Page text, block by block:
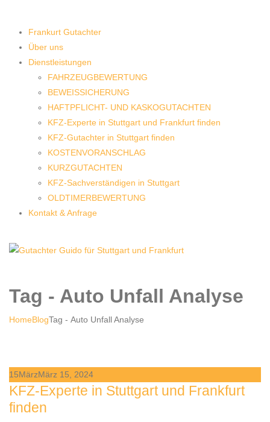
Frankurt Gutachter
Über uns
Dienstleistungen
FAHRZEUGBEWERTUNG
BEWEISSICHERUNG
HAFTPFLICHT- UND KASKOGUTACHTEN
KFZ-Experte in Stuttgart und Frankfurt finden
KFZ-Gutachter in Stuttgart finden
KOSTENVORANSCHLAG
KURZGUTACHTEN
KFZ-Sachverständigen in Stuttgart
OLDTIMERBEWERTUNG
Kontakt & Anfrage
Tag - Auto Unfall Analyse
HomeBlogTag - Auto Unfall Analyse
15MärzMärz 15, 2024
KFZ-Experte in Stuttgart und Frankfurt
finden